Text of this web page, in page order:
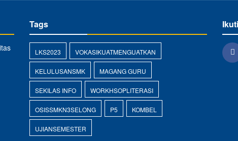
Tags
LKS2023 VOKASIKUATMENGUATKAN
KELULUSANSMK MAGANG GURU
SEKILAS INFO WORKHSOPLITERASI
OSISSMKN3SELONG P5 KOMBEL
UJIANSEMESTER